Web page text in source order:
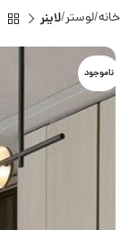
خانه لوستر لاینر
ناموجود